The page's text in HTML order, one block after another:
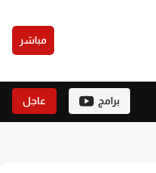
مباشر
برامج عاجل